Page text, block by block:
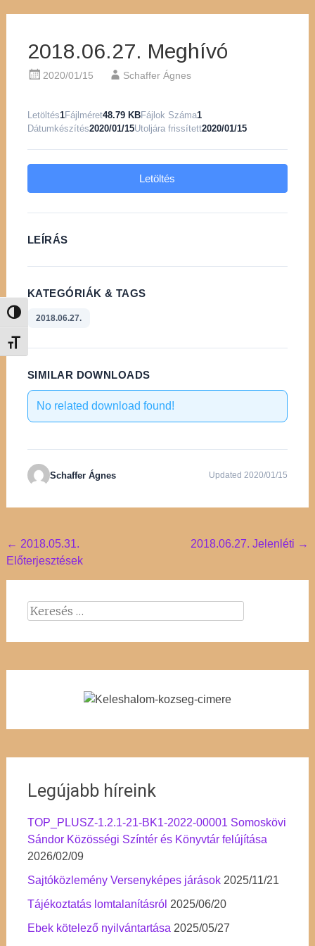
Nagy kontraszt váltása
Betűméret váltása
2018.06.27. Meghívó
2020/01/15 Schaffer Ágnes
Letöltés1Fájlméret48.79 KBFájlok Száma1
Dátumkészítés2020/01/15Utoljára frissített2020/01/15
Letöltés
LEÍRÁS
KATEGÓRIÁK & TAGS
2018.06.27.
SIMILAR DOWNLOADS
No related download found!
Schaffer Ágnes Updated 2020/01/15
Post
navigation
← 2018.05.31.
Előterjesztések
2018.06.27. Jelenléti →
Keresés:
Legújabb híreink
TOP_PLUSZ-1.2.1-21-BK1-2022-00001 Somoskövi
Sándor Közösségi Színtér és Könyvtár felújítása
2026/02/09
Sajtóközlemény Versenyképes járások 2025/11/21
Tájékoztatás lomtalanításról 2025/06/20
Ebek kötelező nyilvántartása 2025/05/27